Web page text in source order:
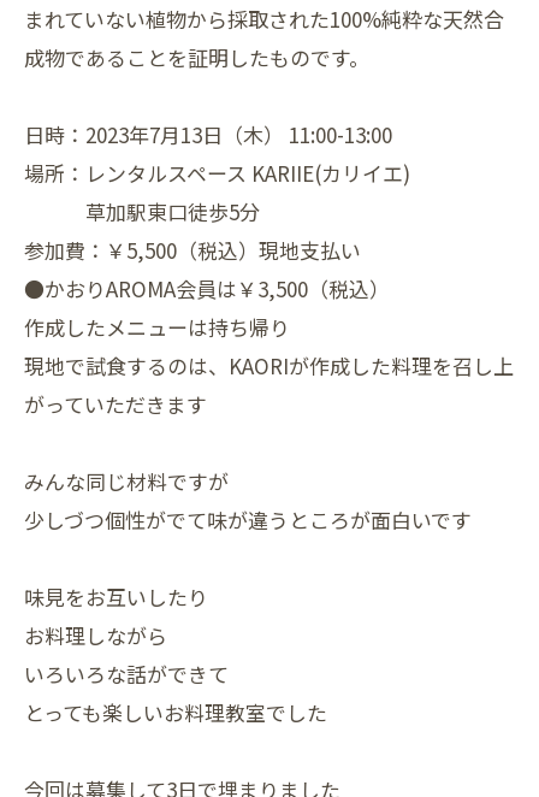
まれていない植物から採取された100%純粋な天然合
成物であることを証明したものです。
日時：2023年7月13日（木） 11:00-13:00
場所：レンタルスペース KARIIE(カリイエ)
草加駅東口徒歩5分
参加費：￥5,500（税込）現地支払い
●かおりAROMA会員は￥3,500（税込）
作成したメニューは持ち帰り
現地で試食するのは、KAORIが作成した料理を召し上
がっていただきます
みんな同じ材料ですが
少しづつ個性がでて味が違うところが面白いです
味見をお互いしたり
お料理しながら
いろいろな話ができて
とっても楽しいお料理教室でした
今回は募集して3日で埋まりました